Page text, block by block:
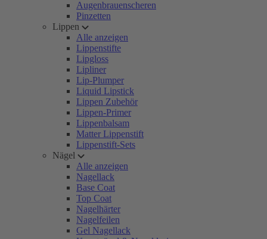
Augenbrauenscheren
Pinzetten
Lippen
Alle anzeigen
Lippenstifte
Lipgloss
Lipliner
Lip-Plumper
Liquid Lipstick
Lippen Zubehör
Lippen-Primer
Lippenbalsam
Matter Lippenstift
Lippenstift-Sets
Nägel
Alle anzeigen
Nagellack
Base Coat
Top Coat
Nagelhärter
Nagelfeilen
Gel Nagellack